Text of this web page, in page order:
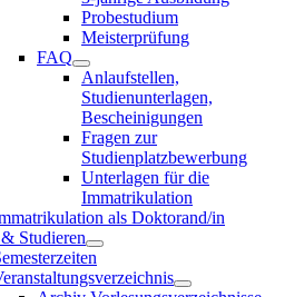
Probestudium
Meisterprüfung
FAQ
Anlaufstellen,
Studienunterlagen,
Bescheinigungen
Fragen zur
Studienplatzbewerbung
Unterlagen für die
Immatrikulation
als Doktorand/in
Studieren